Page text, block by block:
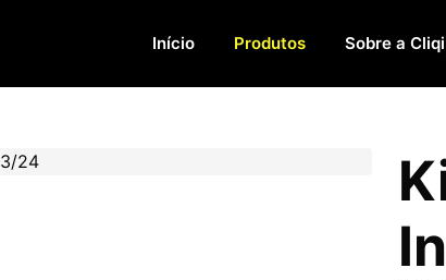
Início Produtos Sobre a Cliqi